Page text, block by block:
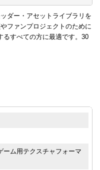
ダー・アセットライブラリを
ファンプロジェクトのために
るすべての方に最適です。30
ーム用テクスチャフォーマ